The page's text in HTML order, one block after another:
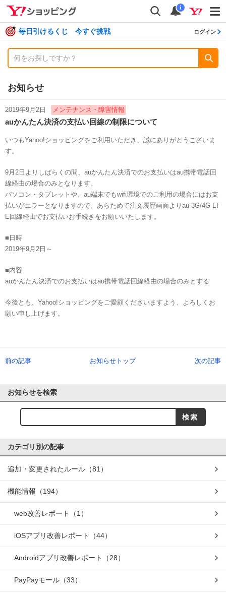
検索
通知
i
毎日引けるくじ 今すぐ挑戦 ログイン
お知らせ
2019年9月2日 メンテナンス・障害情報
auかんたん決済の支払い回線の制限について
いつもYahoo!ショッピングをご利用いただき、誠にありがとうございま
す。
9月2日よりしばらくの間、auかんたん決済でのお支払いはau携帯電話回
線経由の場合のみとなります。
パソコン・タブレットや、au端末でもwifi環境でのご利用の場合にはお支
払いがエラーとなりますので、あらためて注文履歴画面よりau 3G/4G LT
E回線経由でお支払いお手続きをお願いいたします。
■日時
2019年9月2日～
■内容
auかんたん決済でのお支払いはau携帯電話回線経由の場合のみとする
今後とも、Yahoo!ショッピングをご愛顧くださいますよう、よろしくお
願い申し上げます。
前の記事 お知らせトップ 次の記事
お知らせを検索
カテゴリ別の記事
追加・変更されたルール （81）
機能情報 （194）
web改善レポート （1）
iOSアプリ改善レポート （44）
Androidアプリ改善レポート （28）
PayPayモール （33）